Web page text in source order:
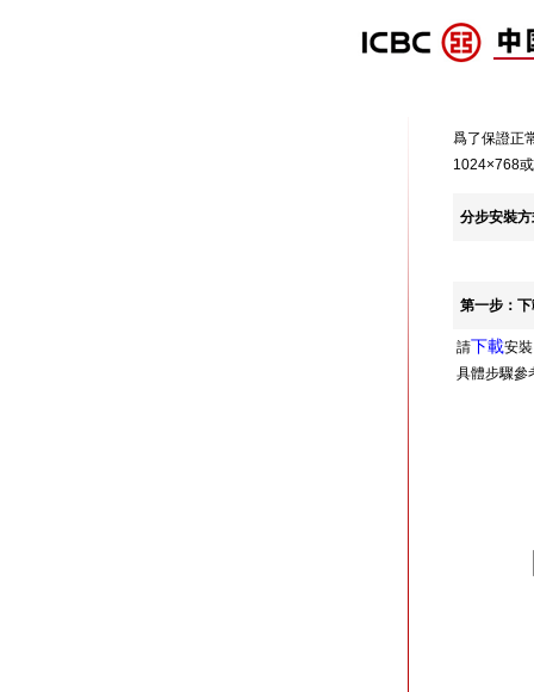
爲了保證正
1024×768
分步安裝
第一步：
請下載安
具體步驟參